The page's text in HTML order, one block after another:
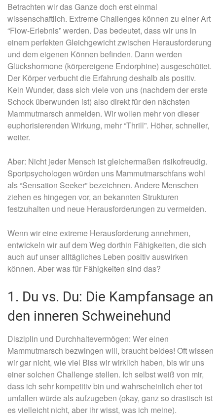
Betrachten wir das Ganze doch erst einmal
wissenschaftlich. Extreme Challenges können zu einer Art
“Flow-Erlebnis” werden. Das bedeutet, dass wir uns in
einem perfekten Gleichgewicht zwischen Herausforderung
und dem eigenen Können befinden. Dann werden
Glückshormone (körpereigene Endorphine) ausgeschüttet.
Der Körper verbucht die Erfahrung deshalb als positiv.
Kein Wunder, dass sich viele von uns (nachdem der erste
Schock überwunden ist) also direkt für den nächsten
Mammutmarsch anmelden. Wir wollen mehr von dieser
euphorisierenden Wirkung, mehr “Thrill”. Höher, schneller,
weiter.
Aber: Nicht jeder Mensch ist gleichermaßen risikofreudig.
Sportpsychologen würden uns Mammutmarschfans wohl
als “Sensation Seeker” bezeichnen. Andere Menschen
ziehen es hingegen vor, an bekannten Strukturen
festzuhalten und neue Herausforderungen zu vermeiden.
Wenn wir eine extreme Herausforderung annehmen,
entwickeln wir auf dem Weg dorthin Fähigkeiten, die sich
auch auf unser alltägliches Leben positiv auswirken
können. Aber was für Fähigkeiten sind das?
1. Du vs. Du: Die Kampfansage an
den inneren Schweinehund
Disziplin und Durchhaltevermögen: Wer einen
Mammutmarsch bezwingen will, braucht beides! Oft wissen
wir gar nicht, wie viel Biss wir wirklich haben, bis wir uns
einer solchen Challenge stellen. Ich selbst weiß von mir,
dass ich sehr kompetitiv bin und wahrscheinlich eher tot
umfallen würde als aufzugeben (okay, ganz so drastisch ist
es vielleicht nicht, aber ihr wisst, was ich meine).